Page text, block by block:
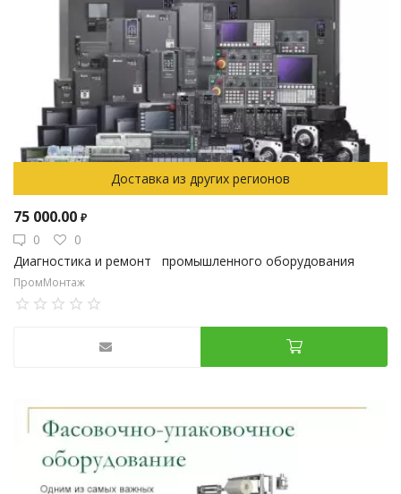
Доставка из других регионов
75 000.00 ₽
0
0
Диагностика и ремонт промышленного оборудования
ПромМонтаж